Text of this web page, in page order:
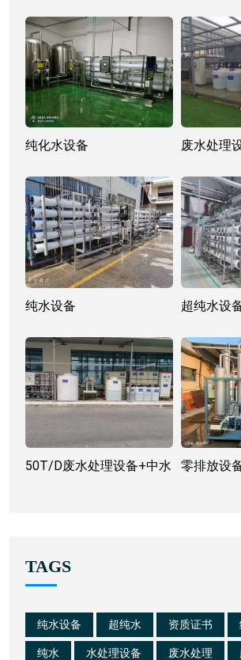
纯化水设备 废水处理
纯水设备 超纯水设
50T/D废水处理设备+中水 零排放设
TAGS
纯水设备 超纯水 资质证书
纯水 水处理设备 废水处理